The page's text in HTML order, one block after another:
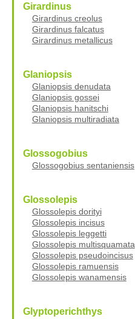
Girardinus
Girardinus creolus
Girardinus falcatus
Girardinus metallicus
Glaniopsis
Glaniopsis denudata
Glaniopsis gossei
Glaniopsis hanitschi
Glaniopsis multiradiata
Glossogobius
Glossogobius sentaniensis
Glossolepis
Glossolepis dorityi
Glossolepis incisus
Glossolepis leggetti
Glossolepis multisquamata
Glossolepis pseudoincisus
Glossolepis ramuensis
Glossolepis wanamensis
Glyptoperichthys